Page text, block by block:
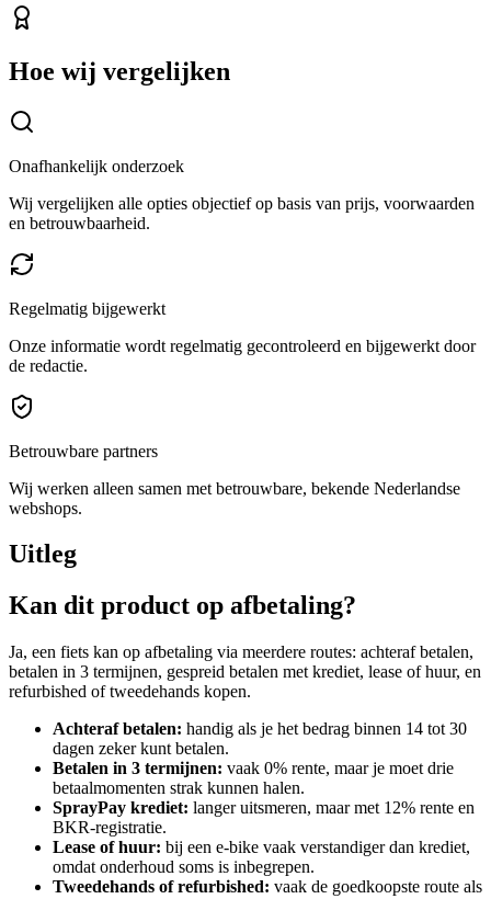
Hoe wij vergelijken
Onafhankelijk onderzoek
Wij vergelijken alle opties objectief op basis van prijs, voorwaarden
en betrouwbaarheid.
Regelmatig bijgewerkt
Onze informatie wordt regelmatig gecontroleerd en bijgewerkt door
de redactie.
Betrouwbare partners
Wij werken alleen samen met betrouwbare, bekende Nederlandse
webshops.
Uitleg
Kan dit product op afbetaling?
Ja, een fiets kan op afbetaling via meerdere routes: achteraf betalen,
betalen in 3 termijnen, gespreid betalen met krediet, lease of huur, en
refurbished of tweedehands kopen.
Achteraf betalen: handig als je het bedrag binnen 14 tot 30
dagen zeker kunt betalen.
Betalen in 3 termijnen: vaak 0% rente, maar je moet drie
betaalmomenten strak kunnen halen.
SprayPay krediet: langer uitsmeren, maar met 12% rente en
BKR-registratie.
Lease of huur: bij een e-bike vaak verstandiger dan krediet,
omdat onderhoud soms is inbegrepen.
Tweedehands of refurbished: vaak de goedkoopste route als